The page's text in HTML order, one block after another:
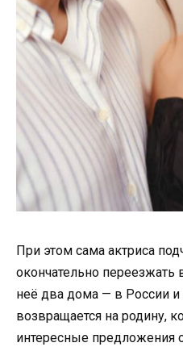
При этом сама актриса
окончательно переезжать
неё два дома — в России
возвращается на родину,
интересные предложения